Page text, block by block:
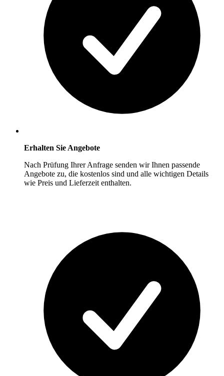
Erhalten Sie Angebote
Nach Prüfung Ihrer Anfrage senden wir Ihnen passende
Angebote zu, die kostenlos sind und alle wichtigen Details
wie Preis und Lieferzeit enthalten.